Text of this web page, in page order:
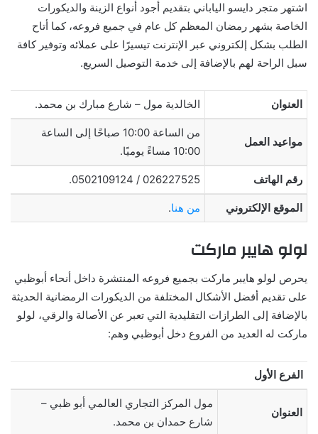
اشتهر متجر دايسو الياباني بتقديم أجود أنواع الزينة والديكورات
الخاصة بشهر رمضان المعظم كل عام في جميع فروعه، كما أتاح
الطلب بشكل إلكتروني عبر الإنترنت تيسيرًا على عملائه وتوفير كافة
سبل الراحة لهم بالإضافة إلى خدمة التوصيل السريع.
العنوان الخالدية مول – شارع مبارك بن محمد.
مواعيد العمل
من الساعة 10:00 صباحًا إلى الساعة
10:00 مساءً يوميًا.
رقم الهاتف 026227525 / 0502109124.
الموقع الإلكتروني من هنا.
لولو هايبر ماركت
يحرص لولو هايبر ماركت بجميع فروعه المنتشرة داخل أنحاء أبوظبي
على تقديم أفضل الأشكال المختلفة من الديكورات الرمضانية الحديثة
بالإضافة إلى الطرازات التقليدية التي تعبر عن الأصالة والرقي، لولو
ماركت له العديد من الفروع دخل أبوظبي وهم:
الفرع الأول
العنوان
مول المركز التجاري العالمي أبو ظبي –
شارع حمدان بن محمد.